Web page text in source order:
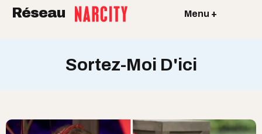
Réseau Menu +
Sortez-Moi D'ici